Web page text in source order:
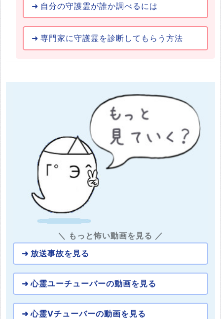
自分の守護霊が誰か調べるには
専門家に守護霊を診断してもらう方法
＼ もっと怖い動画を見る ／
放送事故を見る
心霊ユーチューバーの動画を見る
心霊Vチューバーの動画を見る